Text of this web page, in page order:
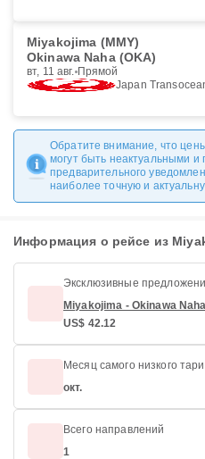
Miyakojima (MMY)
Okinawa Naha (OKA)
вт, 11 авг. Прямой
Japan
Обратите внимание, что
могут быть неактуальными
предварительного
наиболее точную и
Информация о рейсе из
Эксклюзивные
Miyakojima - Okinawa Naha
US$ 42.12
Месяц самого низкого
окт.
Всего направлений
1